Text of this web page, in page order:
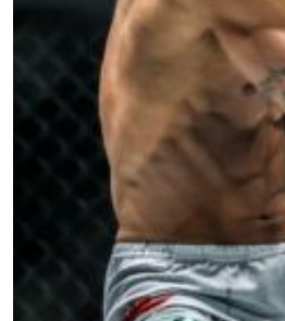
STAY IN THE KNOW